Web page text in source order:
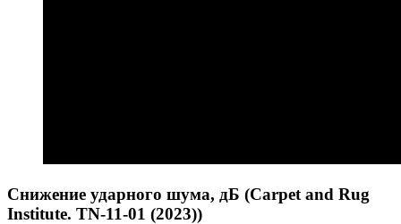
Снижение ударного шума, дБ (Carpet and Rug
Institute. TN-11-01 (2023))